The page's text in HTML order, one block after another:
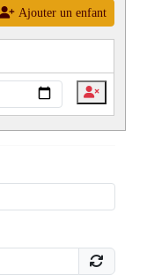
Ajouter un enfant